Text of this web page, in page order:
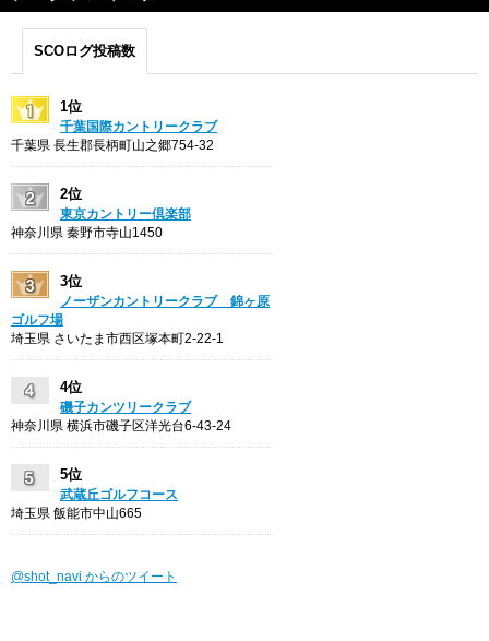
SCOログ投稿数
1位
千葉国際カントリークラブ
千葉県 長生郡長柄町山之郷754-32
2位
東京カントリー倶楽部
神奈川県 秦野市寺山1450
3位
ノーザンカントリークラブ 錦ヶ原
ゴルフ場
埼玉県 さいたま市西区塚本町2-22-1
4位
磯子カンツリークラブ
神奈川県 横浜市磯子区洋光台6-43-24
5位
武蔵丘ゴルフコース
埼玉県 飯能市中山665
@shot_navi からのツイート